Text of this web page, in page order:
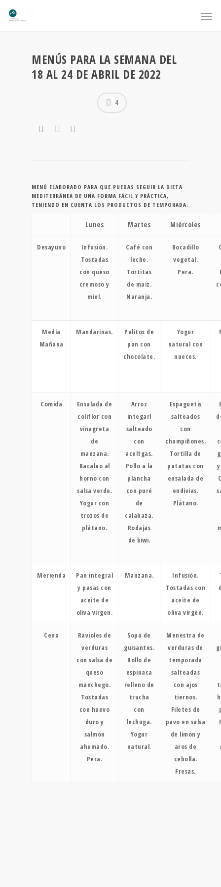
MENÚS PARA LA SEMANA DEL
18 AL 24 DE ABRIL DE 2022
4
MENÚ ELABORADO PARA QUE PUEDAS SEGUIR LA DIETA
MEDITERRÁNEA DE UNA FORMA FÁCIL Y PRÁCTICA,
TENIENDO EN CUENTA LOS PRODUCTOS DE TEMPORADA.
Lunes Martes Miércoles
Desayuno
Infusión.
Tostadas
con queso
cremoso y
miel.
Café con
leche.
Tortitas
de maíz.
Naranja.
Bocadillo
vegetal.
Pera.
Media
Mañana
Mandarinas.
Palitos de
pan con
chocolate.
Yogur
natural con
nueces.
Comida
Ensalada de
coliflor con
vinagreta
de
manzana.
Bacalao al
horno con
salsa verde.
Yogur con
trozos de
plátano.
Arroz
integarl
salteado
con
aceltgas.
Pollo a la
plancha
con puré
de
calabaza.
Rodajas
de kiwi.
Espaguetis
salteados
con
champiñones.
Tortilla de
patatas con
ensalada de
endivias.
Plátano.
Merienda
Pan integral
y pasas con
aceite de
oliva virgen.
Manzana.
Infusión.
Tostadas con
aceite de
oliva virgen.
Cena
Ravioles de
verduras
con salsa de
queso
manchego.
Tostadas
con huevo
duro y
salmón
ahumado.
Pera.
Sopa de
guisantes.
Rollo de
espinaca
relleno de
trucha
con
lechuga.
Yogur
natural.
Menestra de
verduras de
temporada
salteadas
con ajos
tiernos.
Filetes de
pavo en salsa
de limón y
aros de
cebolla.
Fresas.